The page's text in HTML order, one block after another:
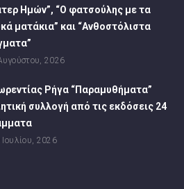
Ημών”, “Ο φατσούλης με τα
ματάκια” και “Ανθοστόλιστα
2026
Ρήγα “Παραμυθήματα”
συλλογή από τις εκδόσεις 24
Ιουλίου, 2026